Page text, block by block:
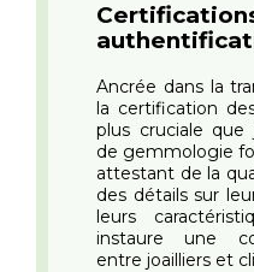
Ancrée dans la
la certification
plus cruciale que
de gemmologie
attestant de la
des détails sur
leurs
instaure une
entre joailliers et